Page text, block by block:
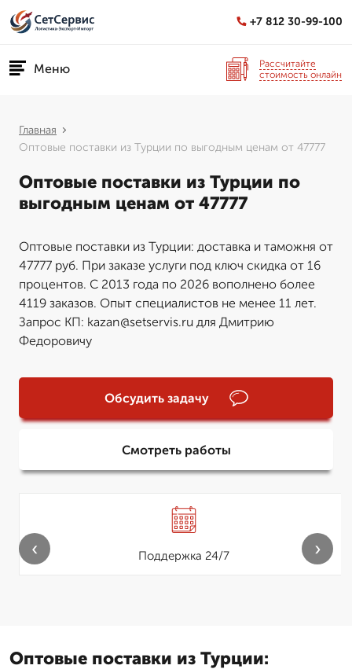
+7 812 30-99-100
Меню
Рассчитайте
стоимость онлайн
Главная
Оптовые поставки из Турции по выгодным ценам от 47777
Оптовые поставки из Турции по
выгодным ценам от 47777
Оптовые поставки из Турции: доставка и таможня от
47777 руб. При заказе услуги под ключ скидка от 16
процентов. С 2013 года по 2026 вополнено более
4119 заказов. Опыт специалистов не менее 11 лет.
Запрос КП: kazan@setservis.ru для Дмитрию
Федоровичу
Обсудить задачу
Смотреть работы
Поддержка 24/7
‹ ›
Оптовые поставки из Турции: